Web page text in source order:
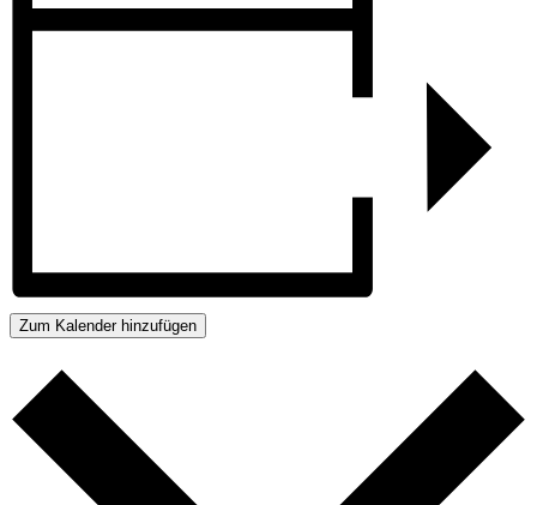
Zum Kalender hinzufügen